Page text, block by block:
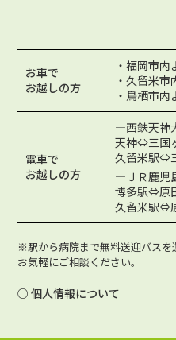
お車で
お越しの方
・福岡市
・久留米
・鳥栖市
電車で
お越しの方
―西鉄天神
天神⇔三国
久留米駅⇔
―ＪＲ鹿児
博多駅⇔原
久留米駅⇔
※駅から病院まで無料送迎バスを
お気軽にご相談ください。
○ 個人情報について